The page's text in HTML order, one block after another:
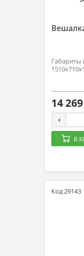
Габариты
14
В
Код 29143